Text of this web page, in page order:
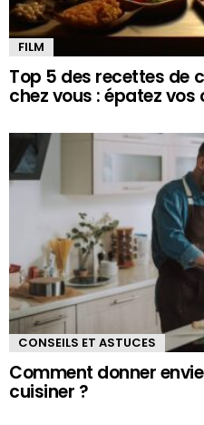
FILM
Top 5 des recettes de
chez vous : épatez vos
CONSEILS ET ASTUCES
Comment donner
cuisiner ?